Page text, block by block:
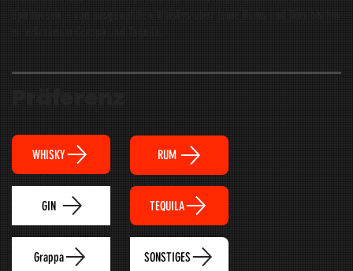
WHISKY
GIN
RUM
Grappa SONSTIGES
TEQUILA